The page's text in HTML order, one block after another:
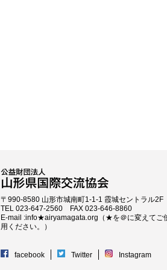
〒990-8580 山形市城南町1-1-1 霞城セントラル2F
TEL 023-647-2560 FAX 023-646-8860
E-mail :info★airyamagata.org（★を＠に変えてご
用ください。）
facebook Twitter Instagram